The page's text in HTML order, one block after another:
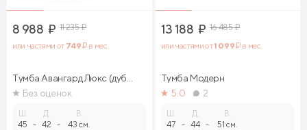
8 988 ₽ 11 235₽
или частями от 749₽ в мес.
Тумба Авангард Люкс (дуб
сонома)
Без оценок
Ш.
45 -
Д.
42 -
В.
43 см.
13 188 ₽ 16 485₽
или частями от1 099₽ в мес.
Тумба Модерн
5.0
2
Ш.
47 -
Д.
44 -
В.
51 см.